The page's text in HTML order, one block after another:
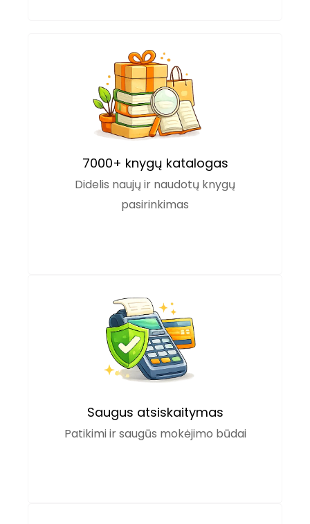
7000+ knygų katalogas
Didelis naujų ir naudotų knygų
pasirinkimas
Saugus atsiskaitymas
Patikimi ir saugūs mokėjimo būdai